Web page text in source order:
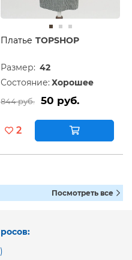
Платье TOPSHOP
Размер: 42
Состояние: Хорошее
844 руб. 50 руб.
2
Посмотреть все